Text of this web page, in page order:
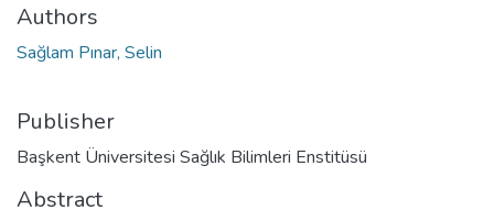
Authors
Sağlam Pınar, Selin
Publisher
Başkent Üniversitesi Sağlık Bilimleri Enstitüsü
Abstract